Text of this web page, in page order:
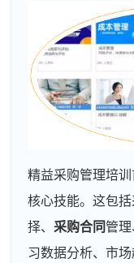
精益采购管理培
核心技能。这包
择、 采购合同 管
习数据分析、市